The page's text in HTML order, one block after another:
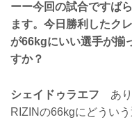
ーー今回の試合ですば
ます。今日勝利したク
が66kgにいい選手が揃
すか？
シェイドゥラエフ あり
RIZINの66kgにどうい